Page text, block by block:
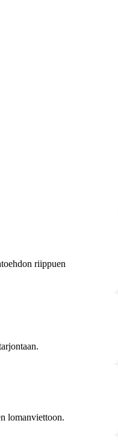
riippuen
lomanviettoon.